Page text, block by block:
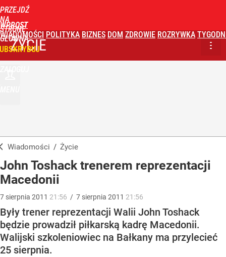
PRZEJDŹ
NA
STRONĘ
GŁÓWNĄ
WPROST
WIADOMOŚCI POLITYKA BIZNES DOM ZDROWIE ROZRYWKA
ŻYCIE
Wiadomości / Życie
John Toshack trenerem reprezentacji
Macedonii
7 sierpnia 2011 21:56 / 7 sierpnia 2011 21:56
Były trener reprezentacji Walii John Toshack
będzie prowadził piłkarską kadrę Macedonii.
Walijski szkoleniowiec na Bałkany ma przylecieć
25 sierpnia.